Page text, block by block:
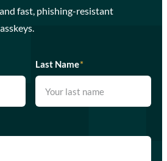
fast, phishing-resistant
Last Name*